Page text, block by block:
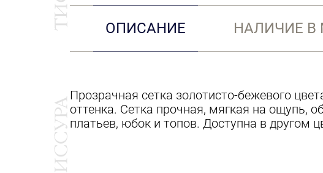
ОПИСАНИЕ НАЛИЧИЕ В
Прозрачная сетка золотисто-бежевого
оттенка. Сетка прочная, мягкая на ощупь,
платьев, юбок и топов. Доступна в другом